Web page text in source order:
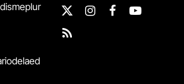
X
(Twitter)
InstagramFacebookYouTube
RSS